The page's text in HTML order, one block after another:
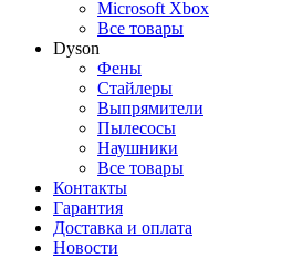
Microsoft Xbox
Все товары
Dyson
Фены
Стайлеры
Выпрямители
Пылесосы
Наушники
Все товары
Контакты
Гарантия
Доставка и оплата
Новости